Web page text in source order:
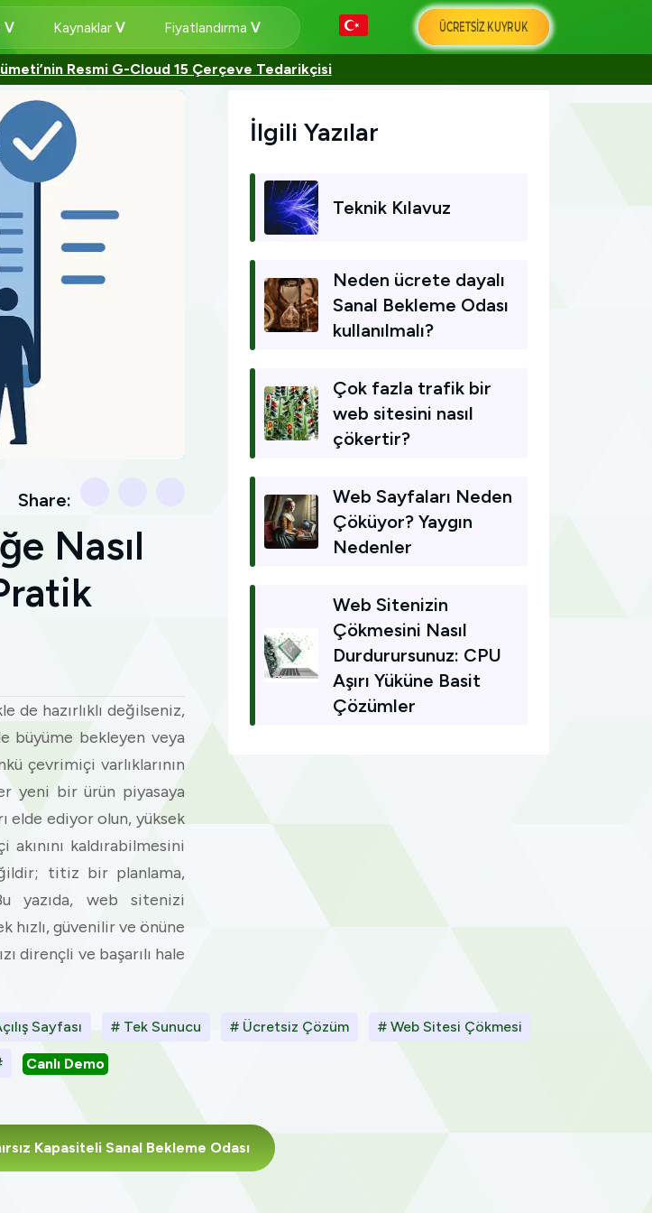
Kaynaklar Fiyatlandırma ÜCRETSIZ KUYRUK
Resmi G-Cloud 15 Çerçeve Tedarikçisi
Share:
Nasıl
de hazırlıklı değilseniz,
bekleyen veya
çevrimiçi varlıklarının
yeni bir ürün piyasaya
elde ediyor olun, yüksek
kaldırabilmesini
titiz bir planlama,
yazıda, web sitenizi
hızlı, güvenilir ve önüne
dirençli ve başarılı hale
İlgili Yazılar
Teknik Kılavuz
Neden ücrete dayalı
Sanal Bekleme Odası
kullanılmalı?
Çok fazla trafik bir
web sitesini nasıl
çökertir?
Web Sayfaları Neden
Çöküyor? Yaygın
Nedenler
Web Sitenizin
Çökmesini Nasıl
Durdurursunuz: CPU
Aşırı Yüküne Basit
Çözümler
Sayfası # Tek Sunucu # Ücretsiz Çözüm # Web Sitesi Çökmesi
Canlı Demo
Kapasiteli Sanal Bekleme Odası